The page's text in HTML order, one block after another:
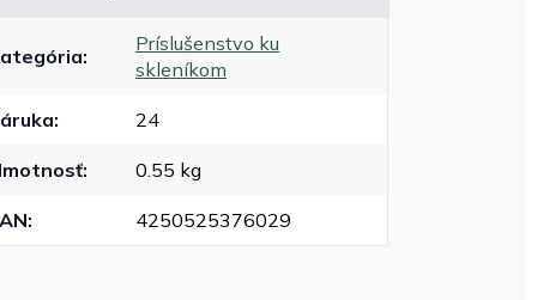
:
Príslušenstvo ku
skleníkom
: 24
: 0.55 kg
: 4250525376029